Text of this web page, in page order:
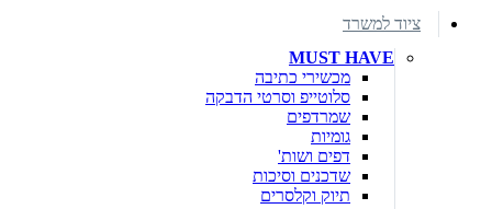
ציוד למשרד
MUST HAVE
מכשירי כתיבה
סלוטייפ וסרטי הדבקה
שמרדפים
גומיות
דפים ושות'
שדכנים וסיכות
תיוק וקלסרים